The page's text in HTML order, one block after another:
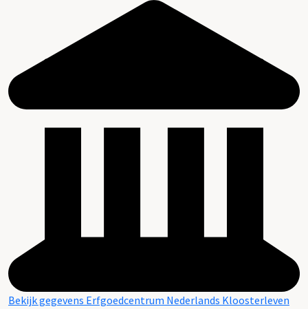
Bekijk gegevens Erfgoedcentrum Nederlands Kloosterleven